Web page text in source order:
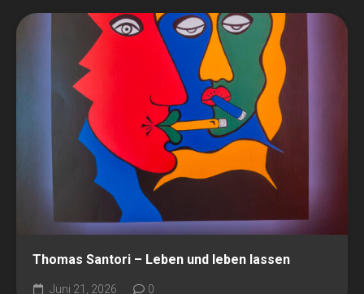
Thomas Santori – Leben und leben lassen
Juni 21, 2026 0